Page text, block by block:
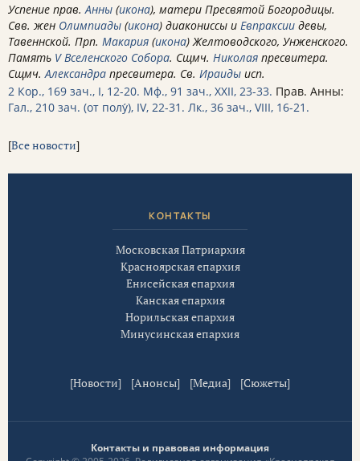
Успение прав. Анны (икона), матери Пресвятой Богородицы.
Свв. жен Олимпиады (икона) диакониссы и Евпраксии девы,
Тавеннской. Прп. Макария (икона) Желтоводского, Унженского.
Память V Вселенского Собора. Сщмч. Николая пресвитера.
Сщмч. Александра пресвитера. Св. Ираиды исп.
2 Кор., 169 зач., I, 12-20. Мф., 91 зач., XXII, 23-33. Прав. Анны:
Гал., 210 зач. (от полу́), IV, 22-31. Лк., 36 зач., VIII, 16-21.
[Все новости]
КОНТАКТЫ
Московская Патриархия
Красноярская епархия
Енисейская епархия
Канская епархия
Норильская епархия
Минусинская епархия
[Новости] [Анонсы] [Медиа] [Сюжеты]
Контакты и правовая информация